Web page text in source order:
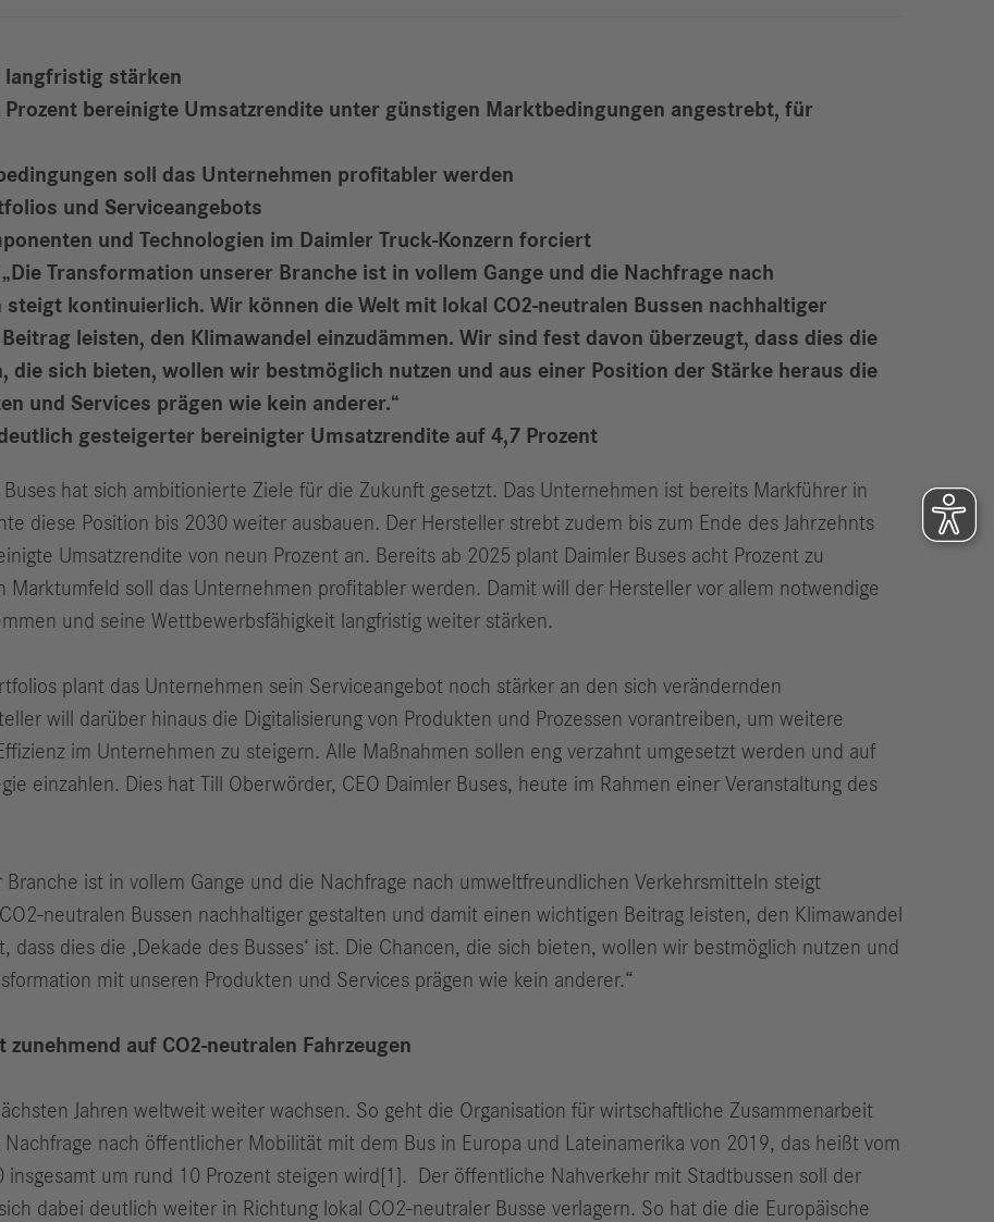
langfristig stärken
bereinigte Umsatzrendite unter günstigen Marktbedingungen angestrebt, für
soll das Unternehmen profitabler werden
und Serviceangebots
und Technologien im Daimler Truck-Konzern forciert
Transformation unserer Branche ist in vollem Gange und die Nachfrage nach
kontinuierlich. Wir können die Welt mit lokal CO2-neutralen Bussen nachhaltiger
leisten, den Klimawandel einzudämmen. Wir sind fest davon überzeugt, dass dies die
die sich bieten, wollen wir bestmöglich nutzen und aus einer Position der Stärke heraus die
und Services prägen wie kein anderer.“
gesteigerter bereinigter Umsatzrendite auf 4,7 Prozent
hat sich ambitionierte Ziele für die Zukunft gesetzt. Das Unternehmen ist bereits Markführer in
diese Position bis 2030 weiter ausbauen. Der Hersteller strebt zudem bis zum Ende des Jahrzehnts
Umsatzrendite von neun Prozent an. Bereits ab 2025 plant Daimler Buses acht Prozent zu
soll das Unternehmen profitabler werden. Damit will der Hersteller vor allem notwendige
und seine Wettbewerbsfähigkeit langfristig weiter stärken.
plant das Unternehmen sein Serviceangebot noch stärker an den sich verändernden
will darüber hinaus die Digitalisierung von Produkten und Prozessen vorantreiben, um weitere
im Unternehmen zu steigern. Alle Maßnahmen sollen eng verzahnt umgesetzt werden und auf
einzahlen. Dies hat Till Oberwörder, CEO Daimler Buses, heute im Rahmen einer Veranstaltung des
Branche ist in vollem Gange und die Nachfrage nach umweltfreundlichen Verkehrsmitteln steigt
neutralen Bussen nachhaltiger gestalten und damit einen wichtigen Beitrag leisten, den Klimawandel
dass dies die ‚Dekade des Busses‘ ist. Die Chancen, die sich bieten, wollen wir bestmöglich nutzen und
mit unseren Produkten und Services prägen wie kein anderer.“
auf CO2-neutralen Fahrzeugen
Jahren weltweit weiter wachsen. So geht die Organisation für wirtschaftliche Zusammenarbeit
Nachfrage nach öffentlicher Mobilität mit dem Bus in Europa und Lateinamerika von 2019, das heißt vom
insgesamt um rund 10 Prozent steigen wird[1]. Der öffentliche Nahverkehr mit Stadtbussen soll der
dabei deutlich weiter in Richtung lokal CO2-neutraler Busse verlagern. So hat die die Europäische